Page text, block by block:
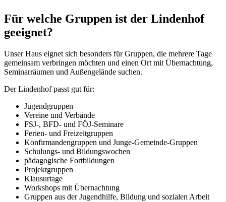
Für welche Gruppen ist der Lindenhof
geeignet?
Unser Haus eignet sich besonders für Gruppen, die mehrere Tage
gemeinsam verbringen möchten und einen Ort mit Übernachtung,
Seminarräumen und Außengelände suchen.
Der Lindenhof passt gut für:
Jugendgruppen
Vereine und Verbände
FSJ-, BFD- und FÖJ-Seminare
Ferien- und Freizeitgruppen
Konfirmandengruppen und Junge-Gemeinde-Gruppen
Schulungs- und Bildungswochen
pädagogische Fortbildungen
Projektgruppen
Klausurtage
Workshops mit Übernachtung
Gruppen aus der Jugendhilfe, Bildung und sozialen Arbeit